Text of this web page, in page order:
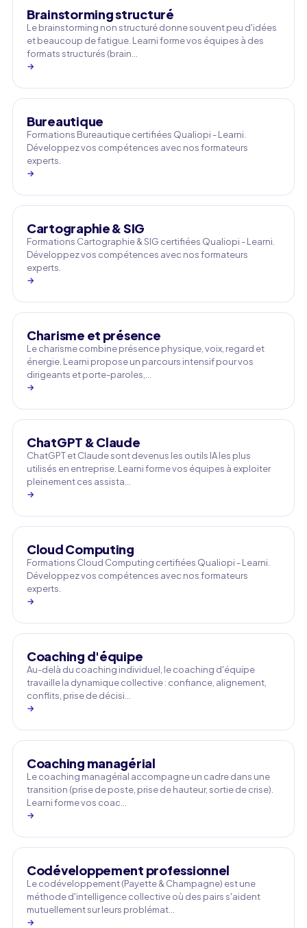
Brainstorming structuré
Le brainstorming non structuré donne souvent peu d'idées
et beaucoup de fatigue. Learni forme vos équipes à des
formats structurés (brain…
→
Bureautique
Formations Bureautique certifiées Qualiopi - Learni.
Développez vos compétences avec nos formateurs
experts.
→
Cartographie & SIG
Formations Cartographie & SIG certifiées Qualiopi - Learni.
Développez vos compétences avec nos formateurs
experts.
→
Charisme et présence
Le charisme combine présence physique, voix, regard et
énergie. Learni propose un parcours intensif pour vos
dirigeants et porte-paroles,…
→
ChatGPT & Claude
ChatGPT et Claude sont devenus les outils IA les plus
utilisés en entreprise. Learni forme vos équipes à exploiter
pleinement ces assista…
→
Cloud Computing
Formations Cloud Computing certifiées Qualiopi - Learni.
Développez vos compétences avec nos formateurs
experts.
→
Coaching d'équipe
Au-delà du coaching individuel, le coaching d'équipe
travaille la dynamique collective : confiance, alignement,
conflits, prise de décisi…
→
Coaching managérial
Le coaching managérial accompagne un cadre dans une
transition (prise de poste, prise de hauteur, sortie de crise).
Learni forme vos coac…
→
Codéveloppement professionnel
Le codéveloppement (Payette & Champagne) est une
méthode d'intelligence collective où des pairs s'aident
mutuellement sur leurs problémat…
→